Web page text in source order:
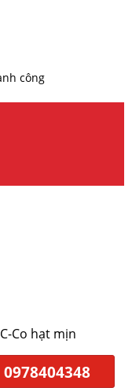
công
Co hạt mịn
0978404348